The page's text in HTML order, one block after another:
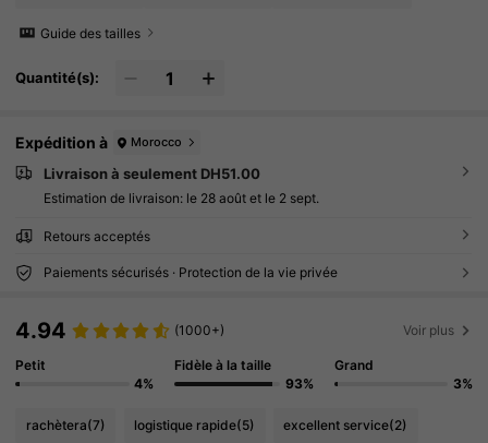
Guide des tailles
Quantité(s):
Expédition à Morocco
Livraison à seulement DH51.00
Estimation de livraison: le 28 août et le 2 sept.
Retours acceptés
Paiements sécurisés · Protection de la vie privée
4.94 (1000+) Voir plus
Petit
4%
Fidèle à la taille
93%
Grand
3%
rachètera(7) logistique rapide(5) excellent service(2)